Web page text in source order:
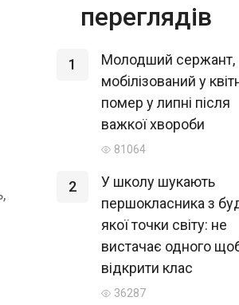
переглядів
1
Молодший сержант,
мобілізований у
помер у липні після
важкої хвороби
81064
2
У школу шукають
першокласника з
якої точки світу: не
вистачає одного
відкрити клас
36287